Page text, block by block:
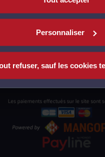
Personnaliser
refuser, sauf les cookies
DES COOKIES
UTILISATEURS
DU SITE